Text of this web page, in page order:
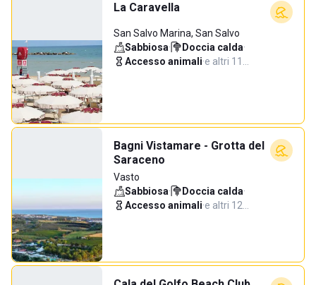
La Caravella
San Salvo Marina, San Salvo
Sabbiosa· Doccia calda·
Accesso animali·e altri 11…
Bagni Vistamare - Grotta del
Saraceno
Vasto
Sabbiosa· Doccia calda·
Accesso animali·e altri 12…